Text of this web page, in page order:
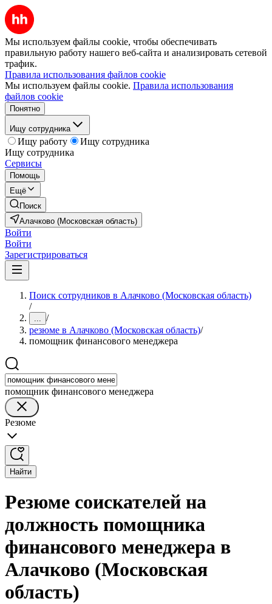
Мы используем файлы cookie, чтобы обеспечивать
правильную работу нашего веб-сайта и анализировать сетевой
трафик.
Правила использования файлов cookie
Мы используем файлы cookie. Правила использования
файлов cookie
Понятно
Ищу сотрудника
Ищу работу
Ищу сотрудника
Ищу сотрудника
Сервисы
Помощь
Ещё
Поиск
Алачково (Московская область)
Войти
Войти
Зарегистрироваться
Поиск сотрудников в Алачково (Московская область)
/
... /
резюме в Алачково (Московская область)/
помощник финансового менеджера
помощник финансового менеджера
Резюме
Найти
Резюме соискателей на
должность помощника
финансового менеджера в
Алачково (Московская
область)